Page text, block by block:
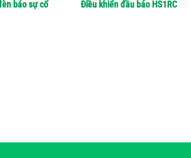
báo sự cố Điều khiển đầu báo HS1RC